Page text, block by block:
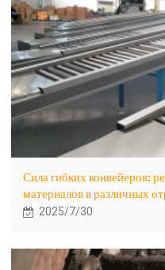
Сила гибких конвейеров:
материалов в различных
2025/7/30